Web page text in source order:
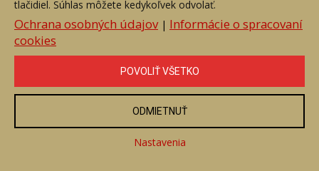
Pokušenie
Číslo položky: 110542
Voľný predaj
tlačidiel. Súhlas môžete kedykoľvek odvolať.
Ochrana osobných údajov| Informácie o spracovaní
cookies
POVOLIŤ VŠETKO
ODMIETNUŤ
Nastavenia